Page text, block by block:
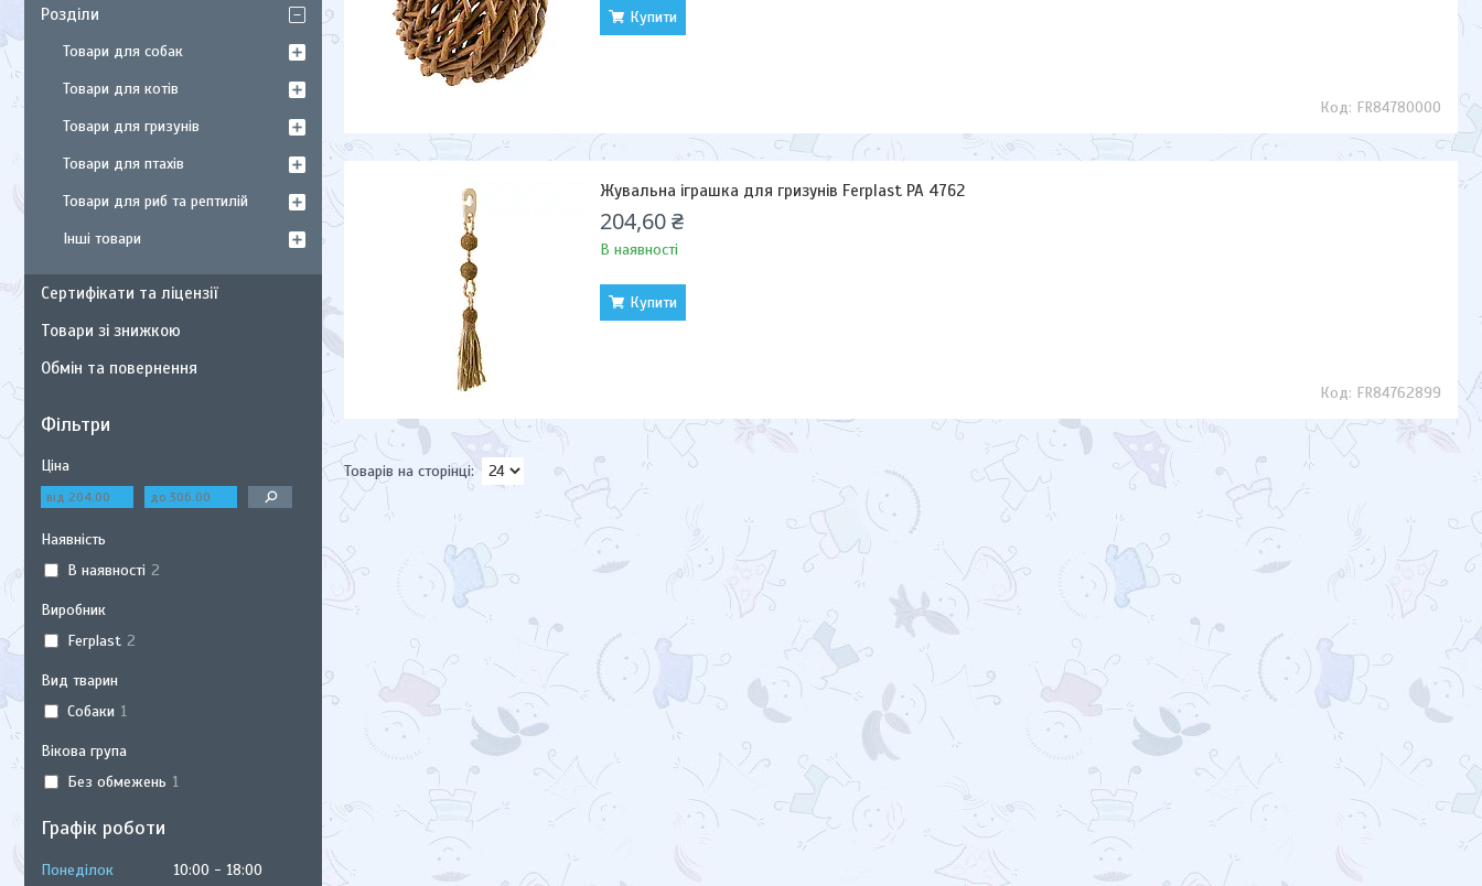
Купити
FR84780000
Жувальна іграшка для гризунів Ferplast PA 4762
204,60 ₴
В наявності
Купити
FR84762899
Розділи
Товари для собак
Товари для котів
Товари для гризунів
Товари для птахів
Товари для риб та рептилій
Інші товари
Сертифікати та ліцензії
Товари зі знижкою
Обмін та повернення
Фільтри
Ціна
Наявність
В наявності 2
Виробник
Ferplast 2
Вид тварин
Собаки 1
Вікова група
Без обмежень 1
Графік роботи
Понеділок 10:00
18:00